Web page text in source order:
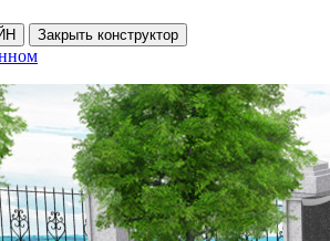
Закрыть конструктор